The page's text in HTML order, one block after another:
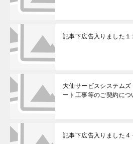
記事下広告入りました１
大仙サービスシステム
ート工事等のご契約につ
記事下広告入りました４